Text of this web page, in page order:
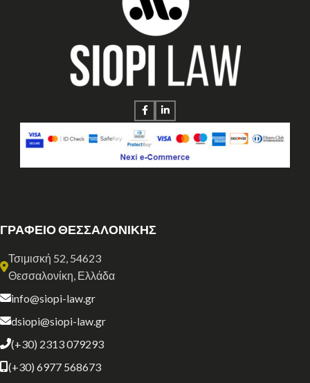
ΓΡΑΦΕΙΟ ΘΕΣΣΑΛΟΝΙΚΗΣ
Τσιμισκή 52, 54623
Θεσσαλονίκη, Ελλάδα
info@siopi-law.gr
dsiopi@siopi-law.gr
(+30) 2313 079293
(+30) 6977 568673